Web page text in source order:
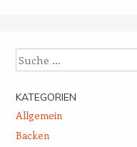
Suche
KATEGORIEN
Allgemein
Backen